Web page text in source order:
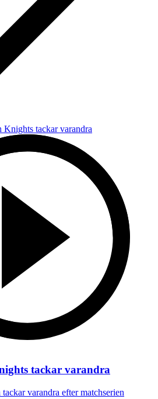
tackar varandra
varandra efter matchserien